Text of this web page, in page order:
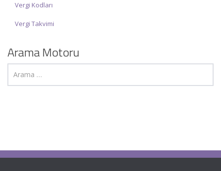
Vergi Kodları
Vergi Takvimi
Arama Motoru